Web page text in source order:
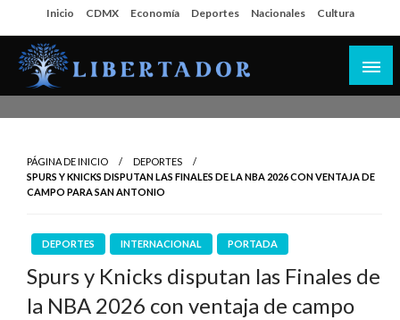
al
contenido
Inicio CDMX Economía Deportes Nacionales Cultura
PÁGINA DE INICIO
DEPORTES
SPURS Y KNICKS DISPUTAN LAS FINALES DE LA NBA 2026 CON VENTAJA DE
CAMPO PARA SAN ANTONIO
DEPORTES INTERNACIONAL PORTADA
Spurs y Knicks disputan las Finales de
la NBA 2026 con ventaja de campo